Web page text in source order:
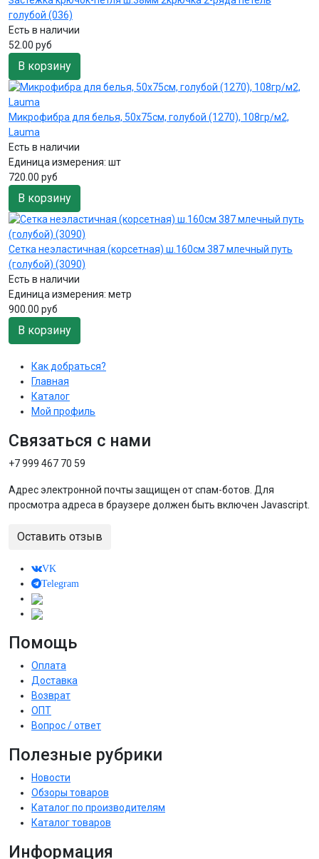
голубой (036)
Есть в наличии
52.00 руб
В корзину
Микрофибра для белья, 50х75см, голубой (1270), 108гр/м2,
Lauma
Есть в наличии
Единица измерения: шт
720.00 руб
В корзину
Сетка неэластичная (корсетная) ш.160см 387 млечный путь
(голубой) (3090)
Есть в наличии
Единица измерения: метр
900.00 руб
В корзину
Как добраться?
Главная
Каталог
Мой профиль
Связаться с нами
+7 999 467 70 59
Адрес электронной почты защищен от спам-ботов. Для
просмотра адреса в браузере должен быть включен Javascript.
Оставить отзыв
VK
Telegram
Помощь
Оплата
Доставка
Возврат
ОПТ
Вопрос / ответ
Полезные рубрики
Новости
Обзоры товаров
Каталог по производителям
Каталог товаров
Информация